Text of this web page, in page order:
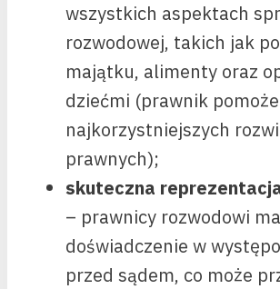
wszystkich aspektach
rozwodowej, takich jak
majątku, alimenty oraz
dziećmi (prawnik
najkorzystniejszych
prawnych);
skuteczna
– prawnicy rozwodowi
doświadczenie w
przed sądem, co może